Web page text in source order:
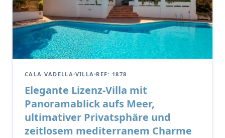
CALA VADELLA VILLA REF: 1878
Elegante Lizenz-Villa mit
Panoramablick aufs Meer,
ultimativer Privatsphäre und
zeitlosem mediterranem Charme